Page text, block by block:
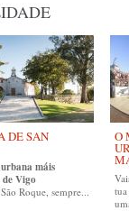
DE SAN
máis
Vigo
Roque, sempre...
O